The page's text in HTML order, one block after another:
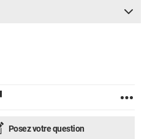
Posez votre question